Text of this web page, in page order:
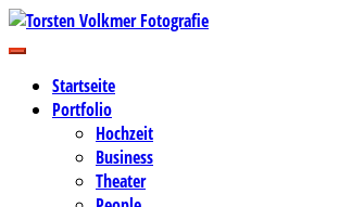
Zum
Inhalt
Torsten Volkmer
Business-, Portrait- und Hochzeitsfotografie
Startseite
Portfolio
Hochzeit
Business
Theater